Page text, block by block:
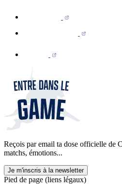
Reçois par email ta dose officielle de
matchs, émotions...
Je m'inscris à la newsletter
Pied de page (liens légaux)